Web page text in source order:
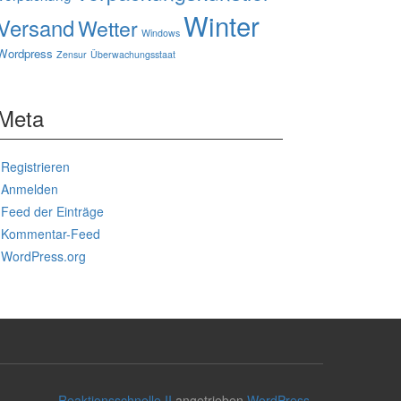
Wetter Windows Winter
Zensur Überwachungsstaat
Registrieren
Anmelden
Feed der Einträge
Kommentar-Feed
WordPress.org